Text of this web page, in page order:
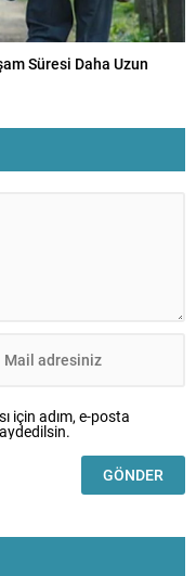
Süresi Daha Uzun
için adım, e-posta